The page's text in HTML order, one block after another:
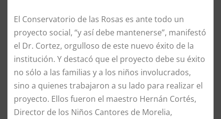
El Conservatorio de las Rosas es ante todo un
proyecto social, “y así debe mantenerse”, manifestó
el Dr. Cortez, orgulloso de este nuevo éxito de la
institución. Y destacó que el proyecto debe su éxito
no sólo a las familias y a los niños involucrados,
sino a quienes trabajaron a su lado para realizar el
proyecto. Ellos fueron el maestro Hernán Cortés,
Director de los Niños Cantores de Morelia,